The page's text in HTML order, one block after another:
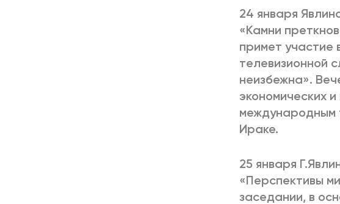
24 января
«Камни
примет участие
телевизионной
неизбежна».
экономических
международным
Ираке.
25 января
«Перспективы
заседании, в